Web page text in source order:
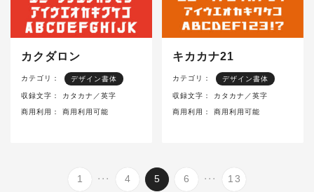
カクダロン
カテゴリ： デザイン書体
収録文字： カタカナ／英字
商用利用： 商用利用可能
キカカナ21
カテゴリ： デザイン書体
収録文字： カタカナ／英字
商用利用： 商用利用可能
1 ... 4 5 6 ... 13